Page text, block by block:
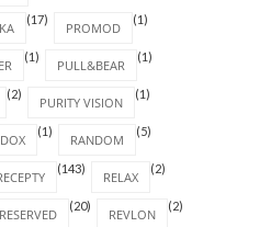
(17)
PROMOD
(1)
(1)
PULL&BEAR
(1)
(2)
PURITY VISION
(1)
(1)
RANDOM
(5)
(143)
RELAX
(2)
RESERVED
(20)
REVLON
(2)